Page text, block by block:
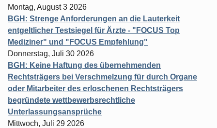
Montag, August 3 2026
BGH: Strenge Anforderungen an die Lauterkeit
entgeltlicher Testsiegel für Ärzte - "FOCUS Top
Mediziner" und "FOCUS Empfehlung"
Donnerstag, Juli 30 2026
BGH: Keine Haftung des übernehmenden
Rechtsträgers bei Verschmelzung für durch Organe
oder Mitarbeiter des erloschenen Rechtsträgers
begründete wettbewerbsrechtliche
Unterlassungsansprüche
Mittwoch, Juli 29 2026